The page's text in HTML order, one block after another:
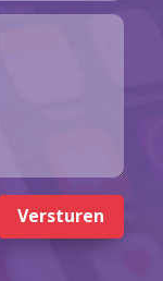
Versturen